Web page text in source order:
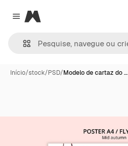
Close menu
Magnific
Início/stock/PSD/Modelo de cartaz do …